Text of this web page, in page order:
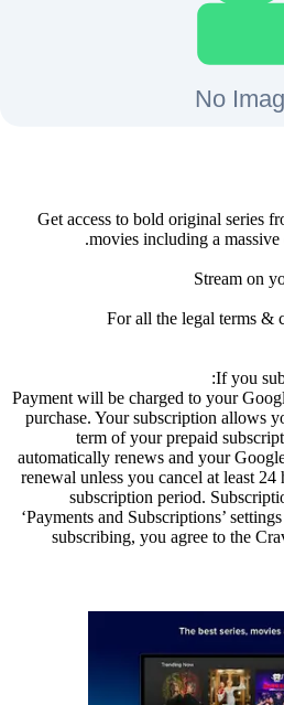
• Get access to bold original series
movies including a
Stream on
For all the legal terms &
If you
Payment will be charged to your
purchase. Your subscription allows
term of your prepaid
automatically renews and your
renewal unless you cancel at least
subscription period.
‘Payments and Subscriptions’
subscribing, you agree to the